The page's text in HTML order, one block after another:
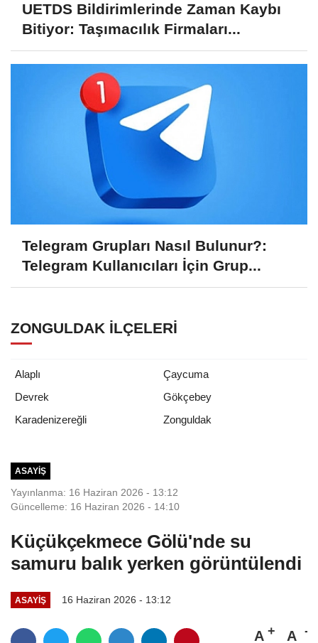
UETDS Bildirimlerinde Zaman Kaybı
Bitiyor: Taşımacılık Firmaları...
Telegram Grupları Nasıl Bulunur?:
Telegram Kullanıcıları İçin Grup...
ZONGULDAK İLÇELERI
Alaplı
Çaycuma
Devrek
Gökçebey
Karadenizereğli
Zonguldak
ASAYIŞ
Yayınlanma: 16 Haziran 2026 - 13:12
Güncelleme: 16 Haziran 2026 - 14:10
Küçükçekmece Gölü'nde su
samuru balık yerken görüntülendi
ASAYIŞ 16 Haziran 2026 - 13:12
A A